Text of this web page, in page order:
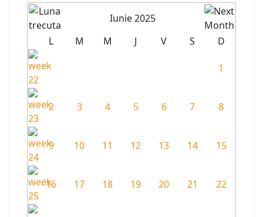
Iunie 2025
L
M M J V S D
1
2 3 4 5 6 7 8
9 10 11 12 13 14 15
16 17 18 19 20 21 22